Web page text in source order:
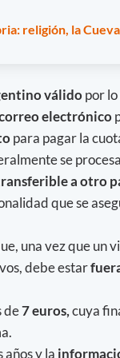
religión, la
válidopor
electrónico
para pagar la
se
a otro
que se
una vez que un
debe estar
de7 euros,cuya
y la